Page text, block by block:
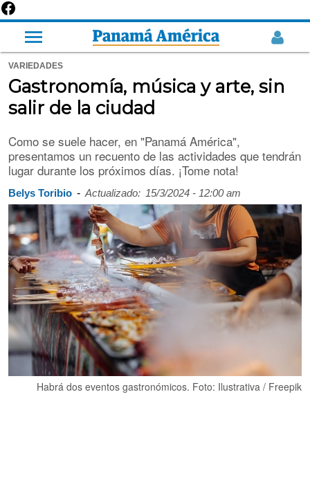
VARIEDADES
Gastronomía, música y arte, sin
salir de la ciudad
Como se suele hacer, en "Panamá América",
presentamos un recuento de las actividades que tendrán
lugar durante los próximos días. ¡Tome nota!
Belys Toribio - Actualizado: 15/3/2024 - 12:00 am
Habrá dos eventos gastronómicos. Foto: Ilustrativa / Freepik